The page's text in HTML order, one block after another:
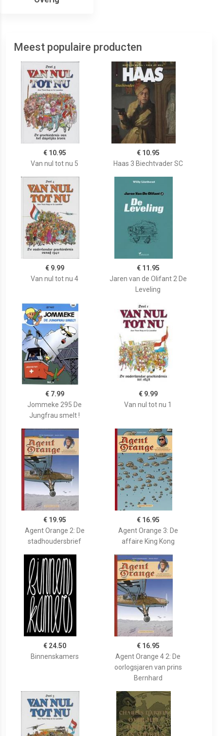
Meest populaire producten
€ 10.95
Van nul tot nu 5
€ 10.95
Haas 3 Biechtvader SC
€ 9.99
Van nul tot nu 4
€ 11.95
Jaren van de Olifant 2 De
Leveling
€ 7.99
Jommeke 295 De
Jungfrau smelt !
€ 9.99
Van nul tot nu 1
€ 19.95
Agent Orange 2: De
stadhoudersbrief
€ 16.95
Agent Orange 3: De
affaire King Kong
€ 24.50
Binnenskamers
€ 16.95
Agent Orange 4 2: De
oorlogsjaren van prins
Bernhard